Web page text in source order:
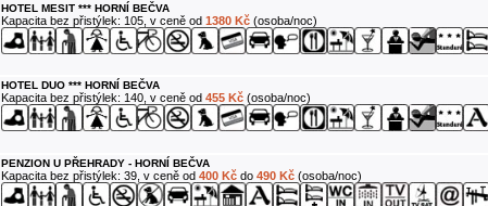
HOTEL MESIT *** HORNÍ BEČVA
Kapacita bez přistýlek: 105, v ceně od 1380 Kč(osoba/noc)
HOTEL DUO *** HORNÍ BEČVA
Kapacita bez přistýlek: 140, v ceně od 455 Kč(osoba/noc)
PENZION U PŘEHRADY - HORNÍ BEČVA
Kapacita bez přistýlek: 39, v ceně od 400 Kčdo 490 Kč(osoba/noc)